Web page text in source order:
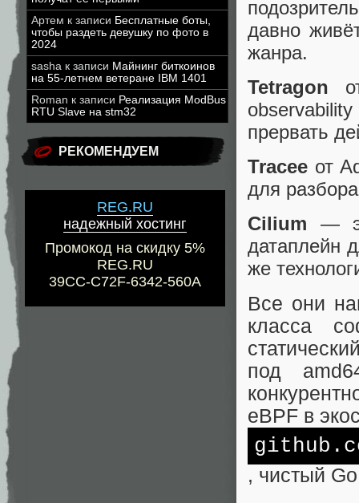
Артем к записи Бесплатные боты,
чтобы раздеть девушку по фото в
2024
sasha к записи Майнинг биткоинов
на 55-летнем ветеране IBM 1401
Roman к записи Реализация ModBus
RTU Slave на stm32
РЕКОМЕНДУЕМ
REG.RU
надежный хостинг
Промокод на скидку 5%
REG.RU
39CC-C72F-6342-560A
давно
жанра.
Tetragon
прервать
Tracee от
для
Cilium —
датаплейн
же
Все они
класса
под
eBPF в
, чистый